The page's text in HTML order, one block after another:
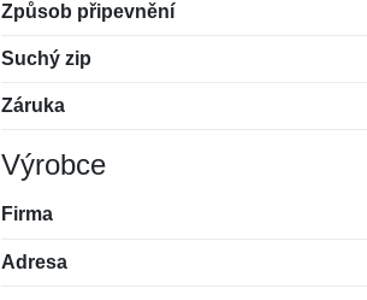
Způsob připevnění
Suchý zip
Záruka
Výrobce
Firma
Adresa